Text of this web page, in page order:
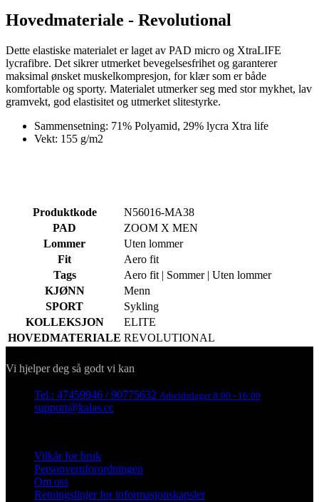
Hovedmateriale - Revolutional
Dette elastiske materialet er laget av PAD micro og XtraLIFE
lycrafibre. Det sikrer utmerket bevegelsesfrihet og garanterer
maksimal ønsket muskelkompresjon, for klær som er både
komfortable og sporty. Materialet utmerker seg med stor mykhet, lav
gramvekt, god elastisitet og utmerket slitestyrke.
Sammensetning: 71% Polyamid, 29% lycra Xtra life
Vekt: 155 g/m2
Produktkode
N56016-MA38
PAD
ZOOM X MEN
Lommer
Uten lommer
Fit
Aero fit
Tags
Aero fit | Sommer | Uten lommer
KJØNN
Menn
SPORT
Sykling
KOLLEKSJON
ELITE
HOVEDMATERIALE REVOLUTIONAL
Vi hjelper deg så godt vi kan
Tel.: 47459946 / 90775632 Arbeidsdager 8:00 - 16:00
support@kalas.cc
Vilkår for bruk
Personvernforordningen
Om oss
Retningslinjer for informasjonskapsler